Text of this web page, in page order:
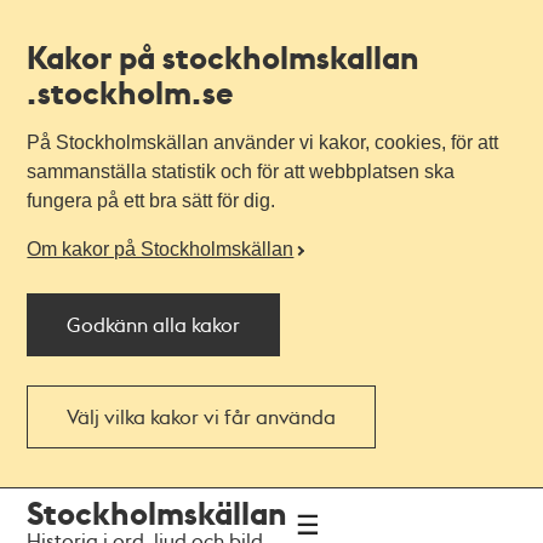
Kakor på stockholmskallan
.stockholm.se
På Stockholmskällan använder vi kakor, cookies, för att
sammanställa statistik och för att webbplatsen ska
fungera på ett bra sätt för dig.
Om kakor på Stockholmskällan
Godkänn alla kakor
Välj vilka kakor vi får använda
navigationen
huvudinnehållet
Stockholmskällan